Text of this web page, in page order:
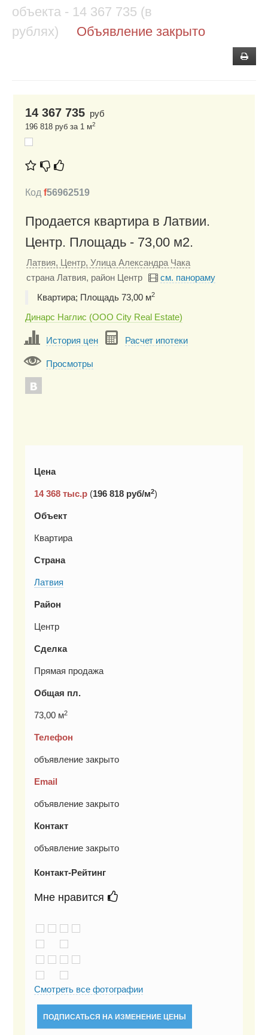
объекта - 14 367 735 (в
рублях)
Объявление закрыто
14 367 735 руб
196 818 руб за 1 м2
Код f56962519
Продается квартира в Латвии.
Центр. Площадь - 73,00 м2.
Латвия, Центр, Улица Александра Чака
страна Латвия, район Центр
см. панораму
Квартира; Площадь 73,00 м2
Динарс Наглис (ООО City Real Estate)
История цен Расчет ипотеки
Просмотры
Цена
14 368 тыс.р (196 818 руб/м2)
Объект
Квартира
Страна
Латвия
Район
Центр
Сделка
Прямая продажа
Общая пл.
73,00 м2
Телефон
объявление закрыто
Email
объявление закрыто
Контакт
объявление закрыто
Контакт-Рейтинг
Мне нравится
Смотреть все фотографии
ПОДПИСАТЬСЯ НА ИЗМЕНЕНИЕ ЦЕНЫ